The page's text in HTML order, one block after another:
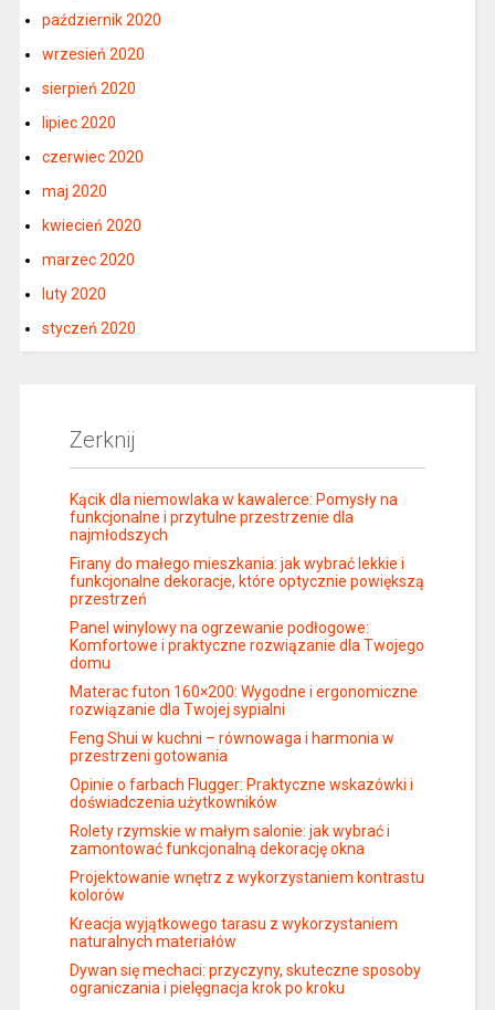
październik 2020
wrzesień 2020
sierpień 2020
lipiec 2020
czerwiec 2020
maj 2020
kwiecień 2020
marzec 2020
luty 2020
styczeń 2020
Zerknij
Kącik dla niemowlaka w kawalerce: Pomysły na
funkcjonalne i przytulne przestrzenie dla
najmłodszych
Firany do małego mieszkania: jak wybrać lekkie i
funkcjonalne dekoracje, które optycznie powiększą
przestrzeń
Panel winylowy na ogrzewanie podłogowe:
Komfortowe i praktyczne rozwiązanie dla Twojego
domu
Materac futon 160×200: Wygodne i ergonomiczne
rozwiązanie dla Twojej sypialni
Feng Shui w kuchni – równowaga i harmonia w
przestrzeni gotowania
Opinie o farbach Flugger: Praktyczne wskazówki i
doświadczenia użytkowników
Rolety rzymskie w małym salonie: jak wybrać i
zamontować funkcjonalną dekorację okna
Projektowanie wnętrz z wykorzystaniem kontrastu
kolorów
Kreacja wyjątkowego tarasu z wykorzystaniem
naturalnych materiałów
Dywan się mechaci: przyczyny, skuteczne sposoby
ograniczania i pielęgnacja krok po kroku